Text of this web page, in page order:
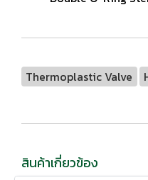
Thermoplastic Valve
สินค้าเกี่ยวข้อง